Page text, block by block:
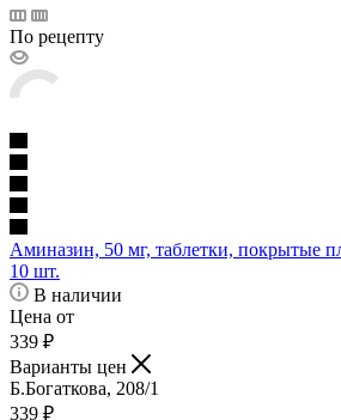
По рецепту
Аминазин, 50 мг, таблетки, покрытые
10 шт.
В наличии
Цена от
339 ₽
Варианты цен
Б.Богаткова, 208/1
339 ₽